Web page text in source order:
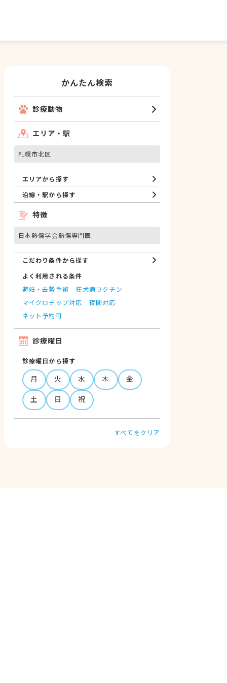
かんたん検索
診療動物
エリア・駅
札幌市北区
エリアから探す
沿線・駅から探す
特徴
日本熱傷学会熱傷専門医
こだわり条件から探す
よく利用される条件
避妊・去勢手術
狂犬病ワクチン
マイクロチップ対応
夜間対応
ネット予約可
診療曜日
診療曜日から探す
月 火 水 木
金
土
日 祝
すべてをクリア